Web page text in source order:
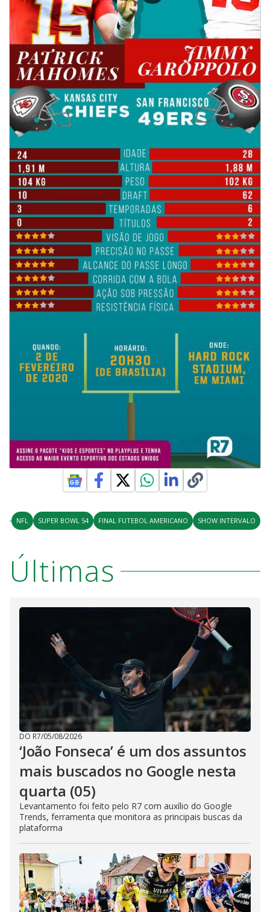
NFL SUPER BOWL 54 FINAL FUTEBOL AMERICANO SHOW INTERVALO
Últimas
DO R7/05/08/2026
‘João Fonseca’ é um dos assuntos
mais buscados no Google nesta
quarta (05)
Levantamento foi feito pelo R7 com auxílio do Google
Trends, ferramenta que monitora as principais buscas da
plataforma